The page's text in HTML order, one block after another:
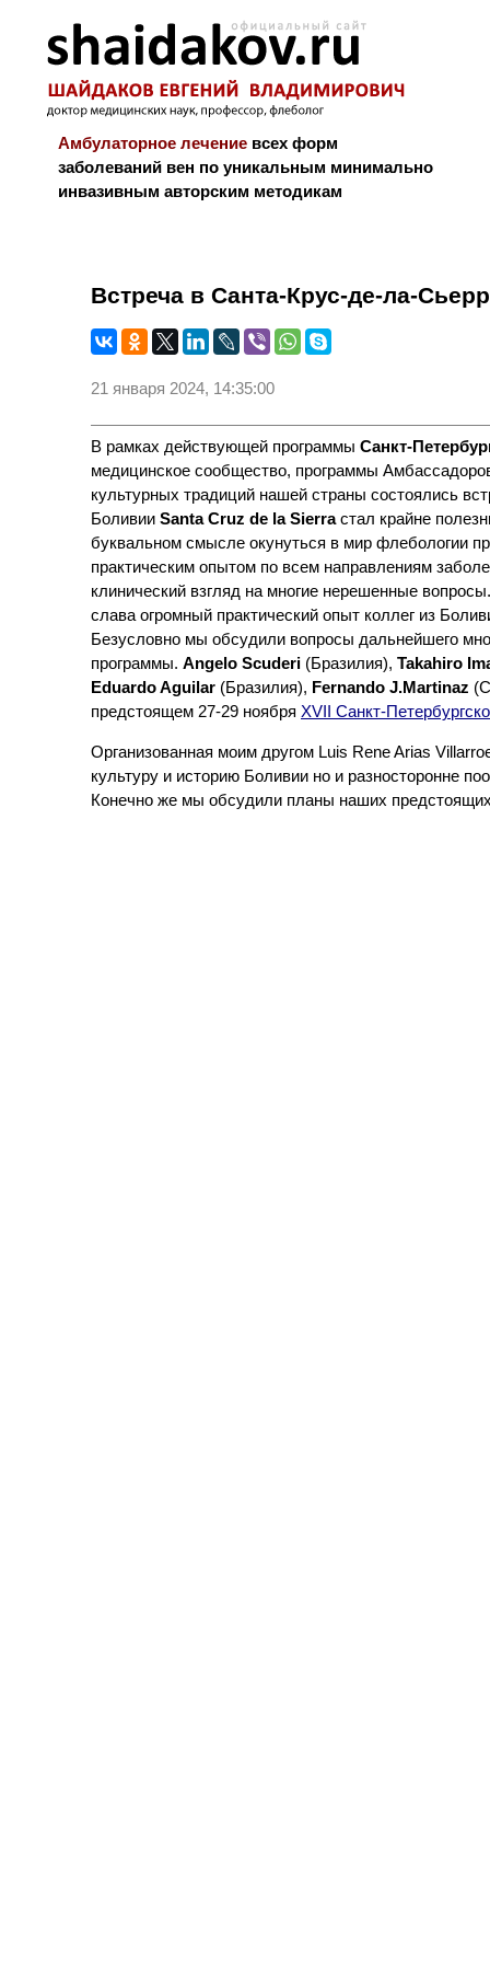
Амбулаторное лечение всех форм
заболеваний вен по уникальным минимально
инвазивным авторским методикам
Встреча в Санта-Крус-де-ла-
21 января 2024, 14:35:00
В рамках действующей программы Санкт-
медицинское сообщество, программы
культурных традиций нашей страны состоялись
Боливии Santa Cruz de la Sierraстал крайне
буквальном смысле окунуться в мир флебологии
практическим опытом по всем направлениям
клинический взгляд на многие нерешенные
слава огромный практический опыт коллег из
Безусловно мы обсудили вопросы дальнейшего
программы. Angelo Scuderi (Бразилия), Takahiro
Eduardo Aguilar (Бразилия), Fernando J.Martinaz
предстоящем 27-29 ноября XVII Санкт-
Организованная моим другом Luis Rene Arias
культуру и историю Боливии но и разносторонне
Конечно же мы обсудили планы наших